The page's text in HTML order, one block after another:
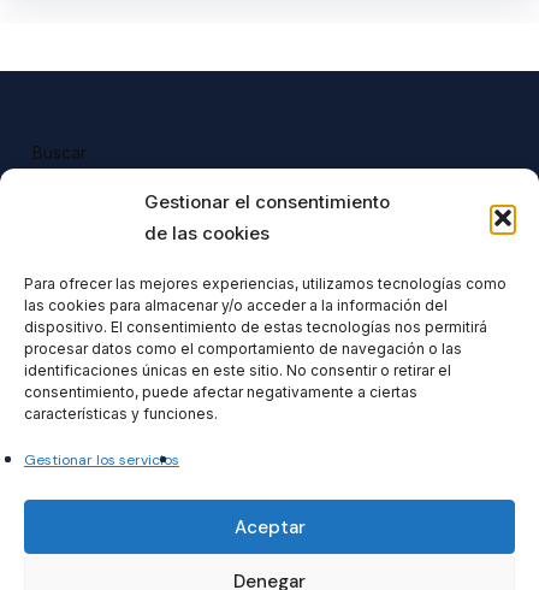
Gestionar el consentimiento
de las cookies
Para ofrecer las mejores experiencias, utilizamos tecnologías como
las cookies para almacenar y/o acceder a la información del
dispositivo. El consentimiento de estas tecnologías nos permitirá
procesar datos como el comportamiento de navegación o las
identificaciones únicas en este sitio. No consentir o retirar el
consentimiento, puede afectar negativamente a ciertas
características y funciones.
Gestionar los servicios
Aceptar
Denegar
Buscar
Todos nuestros productos tienen
incluido el IVA en su precio.